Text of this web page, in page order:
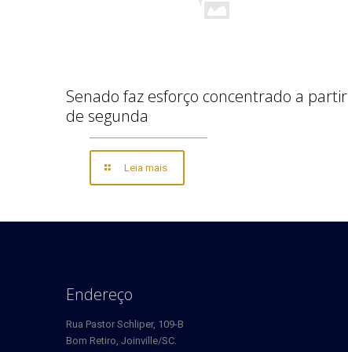
Senado faz esforço concentrado a partir
de segunda
Leia mais
Endereço
Rua Pastor Schliper, 109-B
Bom Retiro, Joinville/SC.